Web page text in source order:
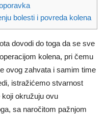
bolesti i povreda kolena
dovodi do toga da se sve
kolena, pri čemu
ovog zahvata i samim time
istražićemo stvarnost
okružuju ovu
sa naročitom pažnjom